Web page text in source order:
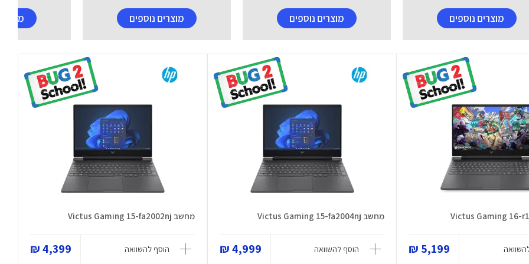
מוצרים נוספים מוצרים נוספים מוצרים נוספים
5,199 ₪
מחשב Victus Gaming 15-fa2004nj
הוסף להשוואה 4,999 ₪
מחשב Victus Gaming 15-fa2002nj
הוסף להשוואה 4,399 ₪